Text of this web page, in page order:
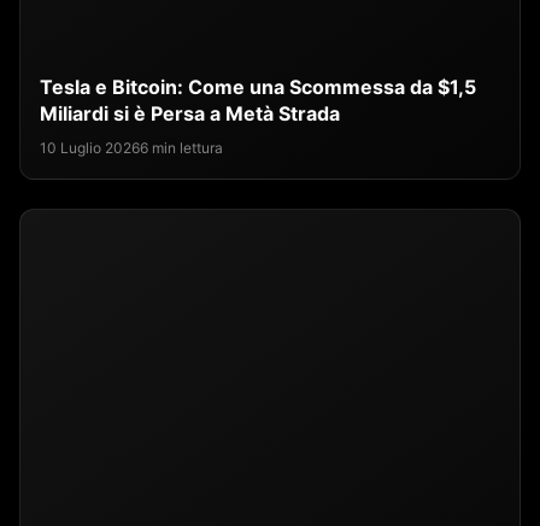
Tesla e Bitcoin: Come una Scommessa da $1,5
Miliardi si è Persa a Metà Strada
10 Luglio 20266 min lettura